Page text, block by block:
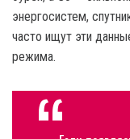
энергосистем,
часто ищут эти
режима.